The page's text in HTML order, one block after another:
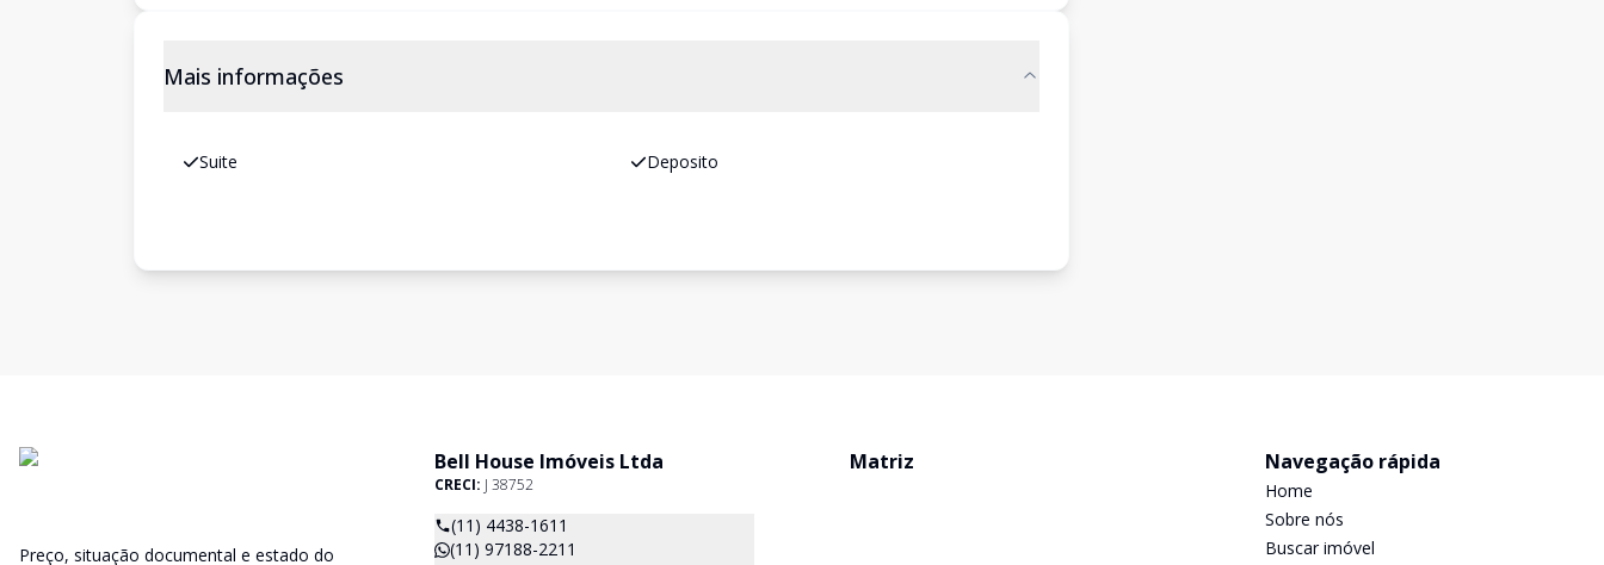
Mais informações
Suite Deposito
Preço, situação documental e estado do
Bell House Imóveis Ltda
CRECI: J 38752
(11) 4438-1611
(11) 97188-2211
Matriz Navegação rápida
Home
Sobre nós
Buscar imóvel